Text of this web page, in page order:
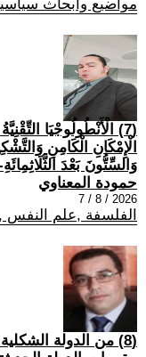
مواضيع وابحاث
(7) الْأَنْطُولُوجْيَا
الْإِمْكَانِ الْكَامِنِ
وَالسِّتُّونَ بَعْدَ
حمودة المعناوي
2026 / 8 / 7
الفلسفة ,علم النفس
(8) من الدولة